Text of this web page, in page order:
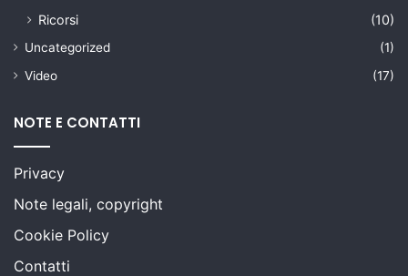
Ricorsi
(10)
Uncategorized
(1)
Video
(17)
NOTE E CONTATTI
Privacy
Note legali, copyright
Cookie Policy
Contatti